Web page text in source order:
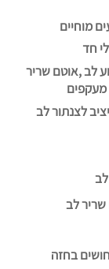
מוחיים
חד
לב ,אוטם שריר
מעקפים
לצנתור לב
שריר לב
בחזה